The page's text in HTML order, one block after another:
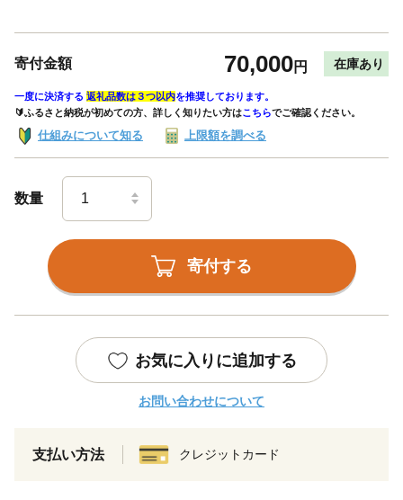
寄付金額 70,000円 在庫あり
一度に決済する 返礼品数は３つ以内を推奨しております。
🔰ふるさと納税が初めての方、詳しく知りたい方はこちらでご確認ください。
仕組みについて知る 上限額を調べる
数量
寄付する
お気に入りに追加する
お問い合わせについて
支払い方法 クレジットカード